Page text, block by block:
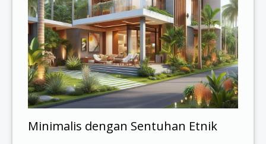
Minimalis dengan Sentuhan Etnik